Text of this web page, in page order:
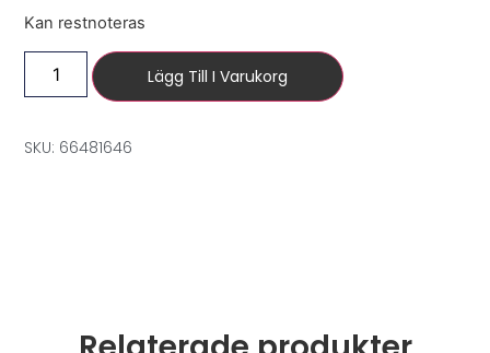
Kan restnoteras
Lägg Till I Varukorg
SKU: 66481646